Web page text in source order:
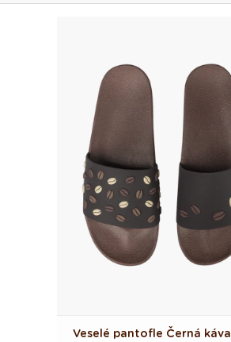
Veselé pantofle Černá káva